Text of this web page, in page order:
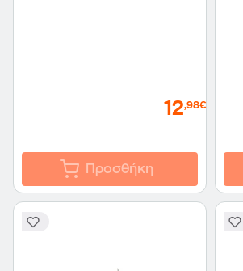
12,98€
Προσθήκη